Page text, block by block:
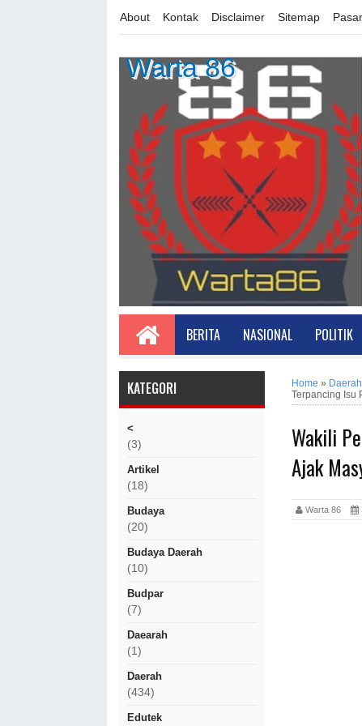
About Kontak Disclaimer Sitemap
Warta 86
BERITA NASIONAL POLITIK
KATEGORI
<
(3)
Artikel
(18)
Budaya
(20)
Budaya Daerah
(10)
Budpar
(7)
Daearah
(1)
Daerah
(434)
Edutek
Home » Daerah
Terpancing Isu
Wakili
Ajak
Warta 86